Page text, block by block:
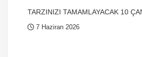
TARZINIZI TAMAMLAYACAK 10
7 Haziran 2026